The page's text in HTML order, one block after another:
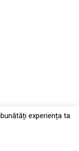
experiența ta